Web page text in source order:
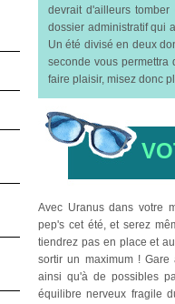
devrait d'ailleurs
dossier administratif qui
Un été divisé en deux
seconde vous permettra
faire plaisir, misez donc
Avec Uranus dans votre
pep's cet été, et serez
tiendrez pas en place et
sortir un maximum !
ainsi qu'à de possibles
équilibre nerveux fragile